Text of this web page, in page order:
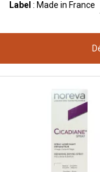
Label : Made in France